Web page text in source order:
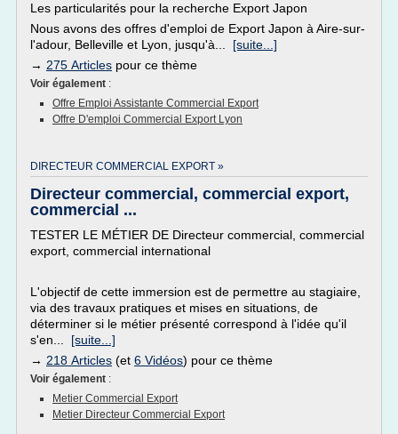
Les particularités pour la recherche Export Japon
Nous avons des offres d'emploi de Export Japon à Aire-sur-
l'adour, Belleville et Lyon, jusqu'à... [suite...]
→ 275 Articles pour ce thème
Voir également :
Offre Emploi Assistante Commercial Export
Offre D'emploi Commercial Export Lyon
DIRECTEUR COMMERCIAL EXPORT »
Directeur commercial, commercial export,
commercial ...
TESTER LE MÉTIER DE Directeur commercial, commercial
export, commercial international
L'objectif de cette immersion est de permettre au stagiaire,
via des travaux pratiques et mises en situations, de
déterminer si le métier présenté correspond à l'idée qu'il
s'en... [suite...]
→ 218 Articles (et 6 Vidéos) pour ce thème
Voir également :
Metier Commercial Export
Metier Directeur Commercial Export